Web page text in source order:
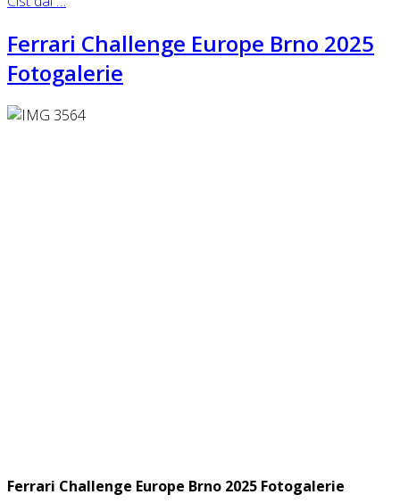
Ferrari Challenge Europe Brno 2025
Fotogalerie
Ferrari Challenge Europe Brno 2025 Fotogalerie